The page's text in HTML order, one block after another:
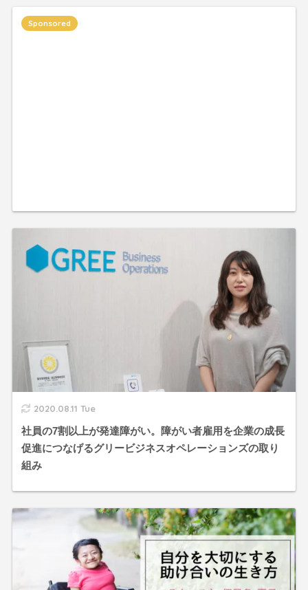
Sponsored
2020.08.11 Tue
社員の7割以上が発達障がい。障がい者雇用を企業の成長
促進につなげるグリービジネスオペレーションズの取り
組み